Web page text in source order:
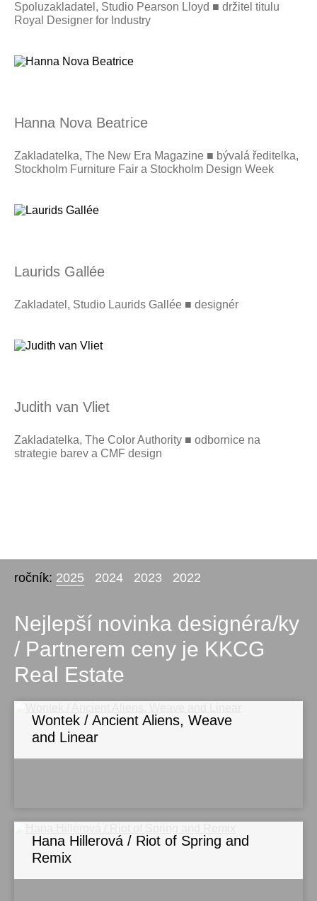
Spoluzakladatel, Studio Pearson Lloyd ■ držitel titulu
Royal Designer for Industry
Hanna Nova Beatrice
Zakladatelka, The New Era Magazine ■ bývalá ředitelka,
Stockholm Furniture Fair a Stockholm Design Week
Laurids Gallée
Zakladatel, Studio Laurids Gallée ■ designér
Judith van Vliet
Zakladatelka, The Color Authority ■ odbornice na
strategie barev a CMF design
ročník: 2025 2024 2023 2022
Nejlepší novinka designéra/ky
/ Partnerem ceny je KKCG
Real Estate
Wontek / Ancient Aliens, Weave
and Linear
Hana Hillerová / Riot of Spring and
Remix